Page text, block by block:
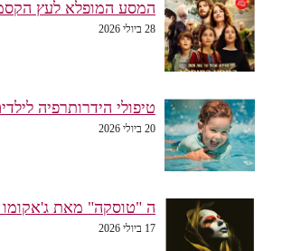
המסע המופלא לעץ
28 ביולי 2026
טיפולי הידרותרפיה
20 ביולי 2026
ה "טוסקה" מאת ג'אקומו
17 ביולי 2026